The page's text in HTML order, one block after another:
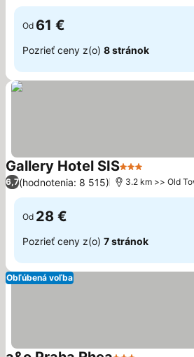
Od 61 €
Pozrieť ceny z(o) 8 stránok
Gallery Hotel SIS3 Počet
6,7(hodnotenia: 8 515) 3.2 km >> Old
Od 28 €
Pozrieť ceny z(o) 7 stránok
Obľúbená voľba